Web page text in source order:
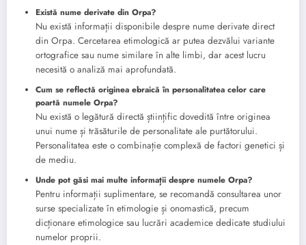
Există nume derivate din Orpa?
Nu există informații disponibile despre nume derivate direct
din Orpa. Cercetarea etimologică ar putea dezvălui variante
ortografice sau nume similare în alte limbi, dar acest lucru
necesită o analiză mai aprofundată.
Cum se reflectă originea ebraică în personalitatea celor care
poartă numele Orpa?
Nu există o legătură directă științific dovedită între originea
unui nume și trăsăturile de personalitate ale purtătorului.
Personalitatea este o combinație complexă de factori genetici și
de mediu.
Unde pot găsi mai multe informații despre numele Orpa?
Pentru informații suplimentare, se recomandă consultarea unor
surse specializate în etimologie și onomastică, precum
dicționare etimologice sau lucrări academice dedicate studiului
numelor proprii.